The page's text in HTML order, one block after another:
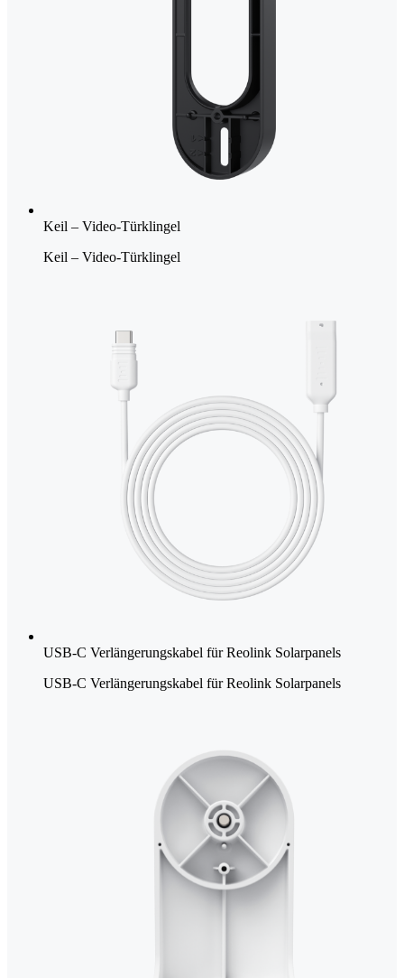
Keil – Video-Türklingel
Keil – Video-Türklingel
USB-C Verlängerungskabel für Reolink Solarpanels
USB-C Verlängerungskabel für Reolink Solarpanels